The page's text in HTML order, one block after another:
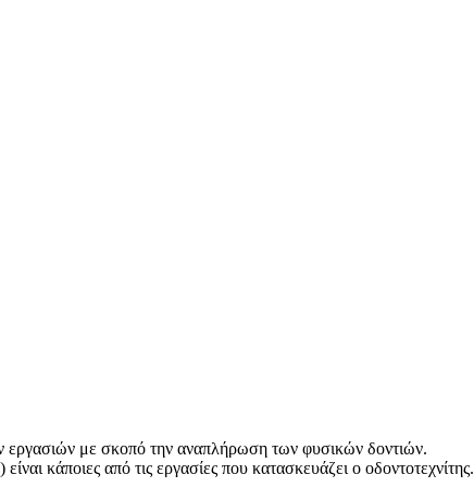
εργασιών με σκοπό την αναπλήρωση των φυσικών δοντιών.
κάποιες από τις εργασίες που κατασκευάζει ο οδοντοτεχνίτης.